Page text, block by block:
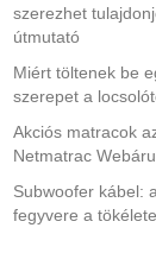
szerezhet
útmutató
Miért töltenek be
szerepet a
Akciós matracok
Netmatrac
Subwoofer kábel:
fegyvere a